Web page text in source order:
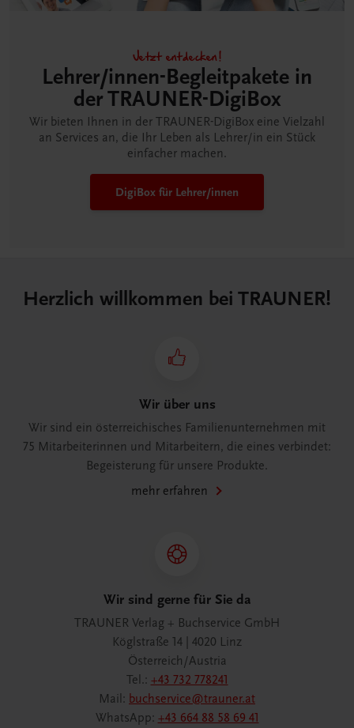
Jetzt entdecken!
Lehrer/innen-Begleitpakete in
der TRAUNER-DigiBox
Wir bieten Ihnen in der TRAUNER-DigiBox eine Vielzahl
an Services an, die Ihr Leben als Lehrer/in ein Stück
einfacher machen.
DigiBox für Lehrer/innen
Herzlich willkommen bei TRAUNER!
Wir über uns
Wir sind ein österreichisches Familienunternehmen mit
75 Mitarbeiterinnen und Mitarbeitern, die eines verbindet:
Begeisterung für unsere Produkte.
mehr erfahren
Wir sind gerne für Sie da
TRAUNER Verlag + Buchservice GmbH
Köglstraße 14 | 4020 Linz
Österreich/Austria
Tel.: +43 732 778241
Mail: buchservice@trauner.at
WhatsApp: +43 664 88 58 69 41